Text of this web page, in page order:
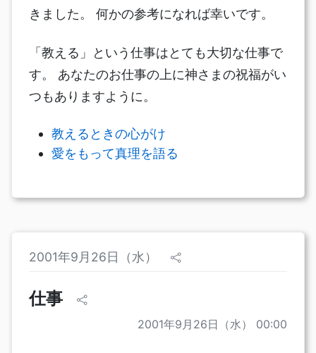
きました。 何かの参考になれば幸いです。
「教える」という仕事はとても大切な仕事で
す。 あなたのお仕事の上に神さまの祝福がい
つもありますように。
教えるときの心がけ
愛をもって真理を語る
2001年9月26日（水）
仕事
2001年9月26日（水） 00:00